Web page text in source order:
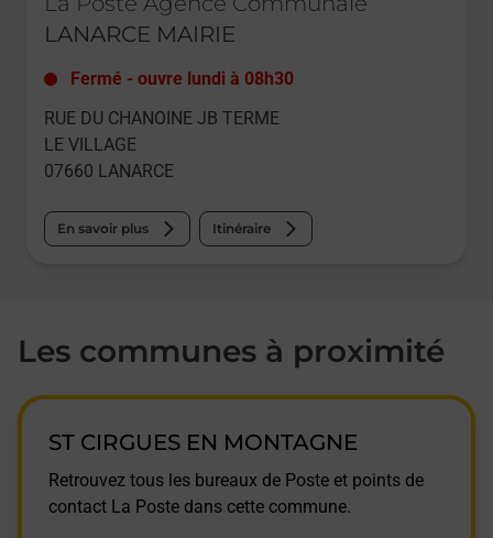
LANARCE MAIRIE
Fermé - ouvre lundi à 08h30
RUE DU CHANOINE JB TERME
LE VILLAGE
07660 LANARCE
En savoir plus Itinéraire
Les communes à proximité
ST CIRGUES EN MONTAGNE
Retrouvez tous les bureaux de Poste et points de
contact La Poste dans cette commune.